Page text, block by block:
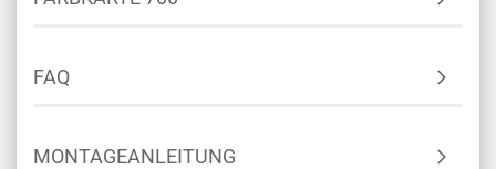
FAQ
MONTAGEANLEITUNG